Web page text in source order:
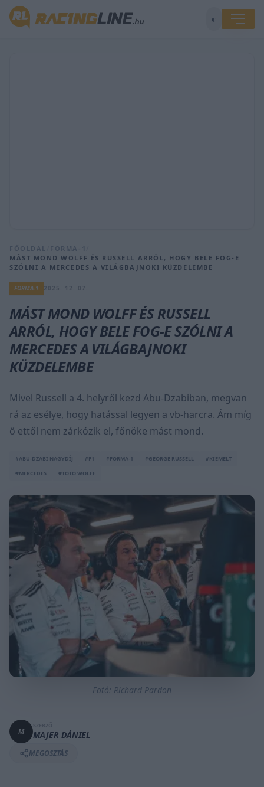
◐
FŐOLDAL FORMA-1
MÁST MOND WOLFF ÉS RUSSELL ARRÓL, HOGY BELE FOG-E
SZÓLNI A MERCEDES A VILÁGBAJNOKI KÜZDELEMBE
FORMA-1
MÁST MOND WOLFF ÉS RUSSELL
ARRÓL, HOGY BELE FOG-E SZÓLNI A
MERCEDES A VILÁGBAJNOKI
KÜZDELEMBE
Mivel Russell a 4. helyről kezd Abu-Dzabiban, megvan
rá az esélye, hogy hatással legyen a vb-harcra. Ám míg
ő ettől nem zárkózik el, főnöke mást mond.
#ABU-DZABI NAGYDÍJ #F1 #FORMA-1 #GEORGE RUSSELL
#KIEMELT
#MERCEDES
#TOTO WOLFF
Fotó: Richard Pardon
M MAJER DÁNIEL
MEGOSZTÁS